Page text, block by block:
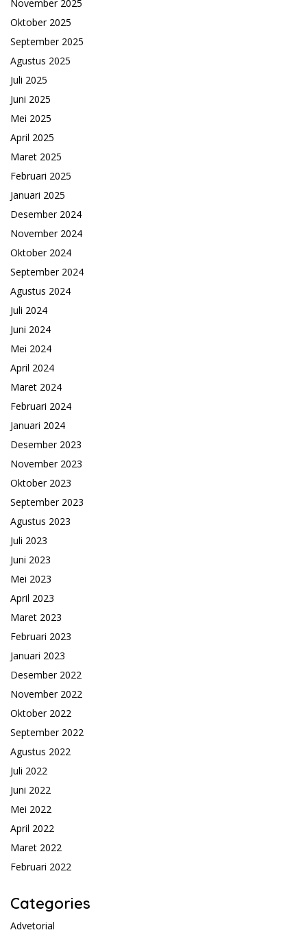
November 2025
Oktober 2025
September 2025
Agustus 2025
Juli 2025
Juni 2025
Mei 2025
April 2025
Maret 2025
Februari 2025
Januari 2025
Desember 2024
November 2024
Oktober 2024
September 2024
Agustus 2024
Juli 2024
Juni 2024
Mei 2024
April 2024
Maret 2024
Februari 2024
Januari 2024
Desember 2023
November 2023
Oktober 2023
September 2023
Agustus 2023
Juli 2023
Juni 2023
Mei 2023
April 2023
Maret 2023
Februari 2023
Januari 2023
Desember 2022
November 2022
Oktober 2022
September 2022
Agustus 2022
Juli 2022
Juni 2022
Mei 2022
April 2022
Maret 2022
Februari 2022
Categories
Advetorial